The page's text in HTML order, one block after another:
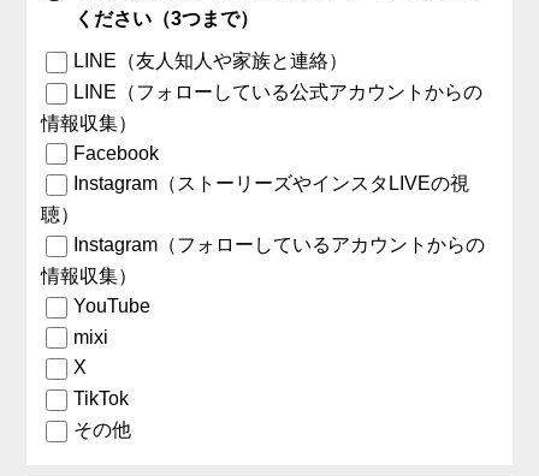
ください（3つまで）
LINE（友人知人や家族と連絡）
LINE（フォローしている公式アカウントからの
情報収集）
Facebook
Instagram（ストーリーズやインスタLIVEの視
聴）
Instagram（フォローしているアカウントからの
情報収集）
YouTube
mixi
X
TikTok
その他